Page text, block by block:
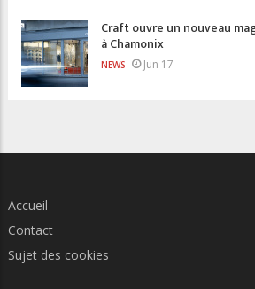
Craft ouvre un nouveau
à Chamonix
NEWS Jun 17
Accueil
Contact
Sujet des cookies